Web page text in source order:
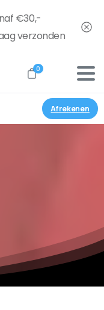
€30,-
verzonden
0
Afrekenen